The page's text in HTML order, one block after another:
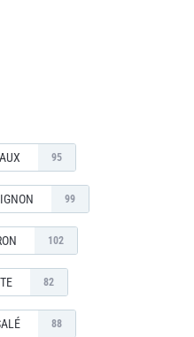
95
99
102
82
88